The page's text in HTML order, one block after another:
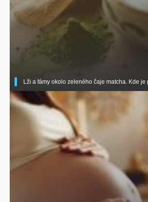
Lži a fámy okolo zeleného čaje matcha. Kde je